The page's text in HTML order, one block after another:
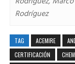
Rodríguez
TAG ACEMIRE
CERTIFICACIÓN